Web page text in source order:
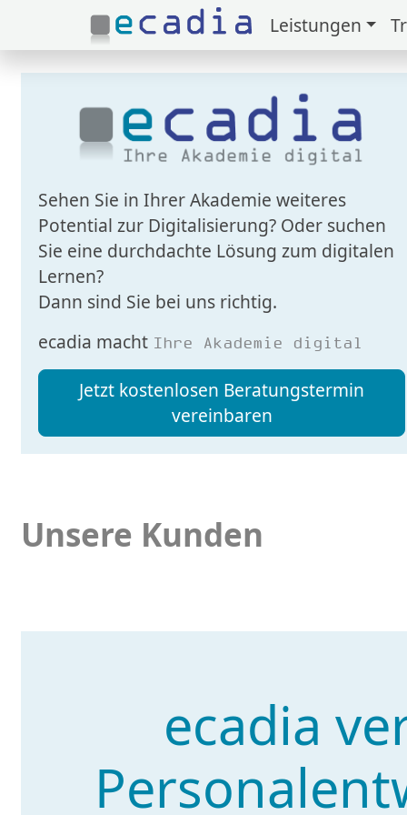
Leistungen
Zuklappen
Loading
Loading
Loading
Sehen Sie in Ihrer Akademie weiteres
Potential zur Digitalisierung? Oder suchen
Sie eine durchdachte Lösung zum digitalen
Lernen?
Dann sind Sie bei uns richtig.
ecadia macht Ihre Akademie digital
Jetzt kostenlosen Beratungstermin
vereinbaren
Unsere Kunden
ecadia